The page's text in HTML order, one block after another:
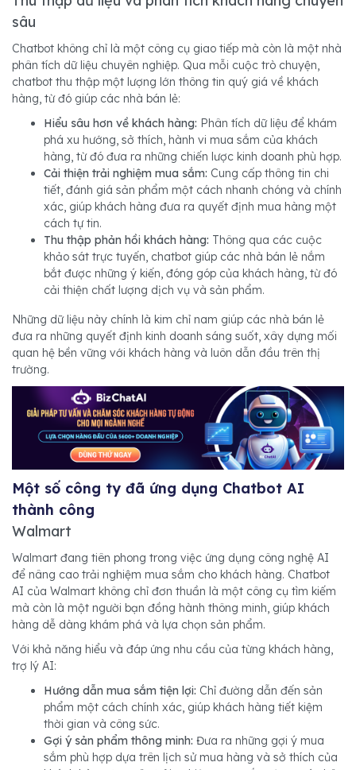
sâu
Chatbot không chỉ là một công cụ giao tiếp mà còn là một nhà
phân tích dữ liệu chuyên nghiệp. Qua mỗi cuộc trò chuyện,
chatbot thu thập một lượng lớn thông tin quý giá về khách
hàng, từ đó giúp các nhà bán lẻ:
Hiểu sâu hơn về khách hàng: Phân tích dữ liệu để khám
phá xu hướng, sở thích, hành vi mua sắm của khách
hàng, từ đó đưa ra những chiến lược kinh doanh phù hợp.
Cải thiện trải nghiệm mua sắm: Cung cấp thông tin chi
tiết, đánh giá sản phẩm một cách nhanh chóng và chính
xác, giúp khách hàng đưa ra quyết định mua hàng một
cách tự tin.
Thu thập phản hồi khách hàng: Thông qua các cuộc
khảo sát trực tuyến, chatbot giúp các nhà bán lẻ nắm
bắt được những ý kiến, đóng góp của khách hàng, từ đó
cải thiện chất lượng dịch vụ và sản phẩm.
Những dữ liệu này chính là kim chỉ nam giúp các nhà bán lẻ
đưa ra những quyết định kinh doanh sáng suốt, xây dựng mối
quan hệ bền vững với khách hàng và luôn dẫn đầu trên thị
trường.
Một số công ty đã ứng dụng Chatbot AI
thành công
Walmart
Walmart đang tiên phong trong việc ứng dụng công nghệ AI
để nâng cao trải nghiệm mua sắm cho khách hàng. Chatbot
AI của Walmart không chỉ đơn thuần là một công cụ tìm kiếm
mà còn là một người bạn đồng hành thông minh, giúp khách
hàng dễ dàng khám phá và lựa chọn sản phẩm.
Với khả năng hiểu và đáp ứng nhu cầu của từng khách hàng,
trợ lý AI:
Hướng dẫn mua sắm tiện lợi: Chỉ đường dẫn đến sản
phẩm một cách chính xác, giúp khách hàng tiết kiệm
thời gian và công sức.
Gợi ý sản phẩm thông minh: Đưa ra những gợi ý mua
sắm phù hợp dựa trên lịch sử mua hàng và sở thích của